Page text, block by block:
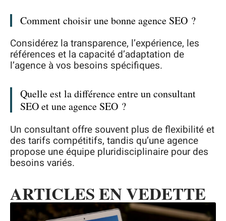
Comment choisir une bonne agence SEO ?
Considérez la transparence, l’expérience, les
références et la capacité d’adaptation de
l’agence à vos besoins spécifiques.
Quelle est la différence entre un consultant
SEO et une agence SEO ?
Un consultant offre souvent plus de flexibilité et
des tarifs compétitifs, tandis qu’une agence
propose une équipe pluridisciplinaire pour des
besoins variés.
ARTICLES EN VEDETTE